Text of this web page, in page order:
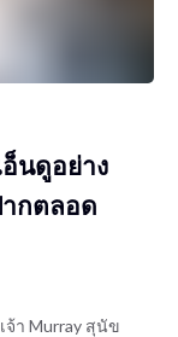
นดูอย่าง
กตลอด
า Murray สุนัข